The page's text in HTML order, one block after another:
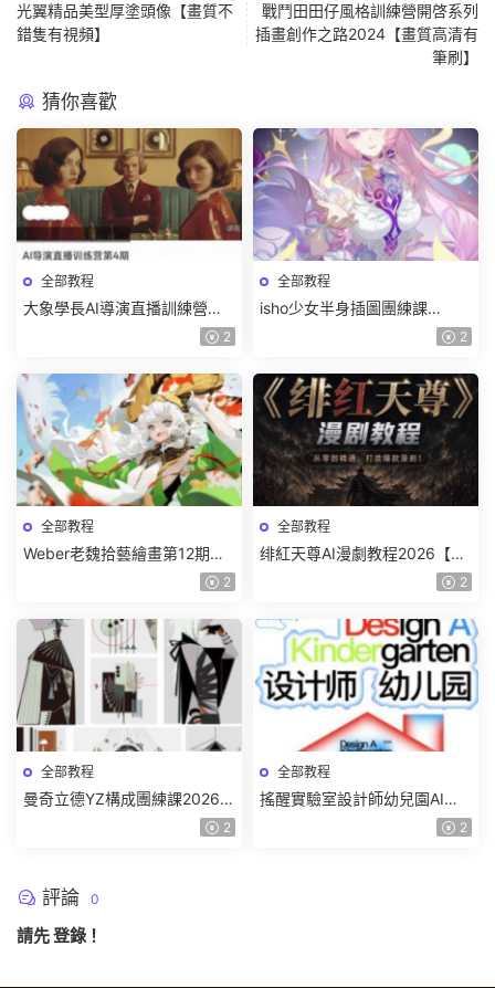
光翼精品美型厚塗頭像【畫質不
錯隻有視頻】
戰鬥田田仔風格訓練營開啓系列
插畫創作之路2024【畫質高清有
筆刷】
猜你喜歡
全部教程
大象學長AI導演直播訓練營第4
期2026【畫質高清有資料】 2
全部教程
isho少女半身插圖團練課
2026【畫質高清隻有視頻】 2
全部教程
Weber老魏拾藝繪畫第12期角
色特訓班【畫質不錯隻有視
2
全部教程
绯紅天尊AI漫劇教程2026【畫
2
全部教程
曼奇立德YZ構成團練課2026年
8月已結課【畫質高清有課件】
2
全部教程
搖醒實驗室設計師幼兒園AI軟
件基礎課2025【畫質不錯有素
2
評論 0
請先登錄 ！